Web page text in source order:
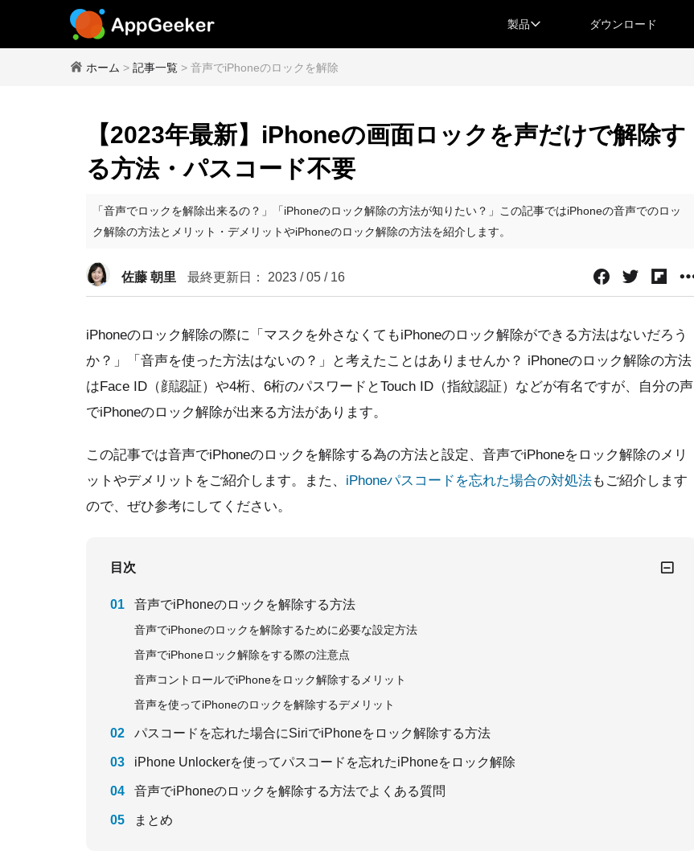
製品 ダウンロード
ホーム > 記事一覧 > 音声でiPhoneのロックを解除
【2023年最新】iPhoneの画面ロックを声だけで解除す
る方法・パスコード不要
「音声でロックを解除出来るの？」「iPhoneのロック解除の方法が知りたい？」この記事ではiPhoneの音声でのロッ
ク解除の方法とメリット・デメリットやiPhoneのロック解除の方法を紹介します。
佐藤 朝里 最終更新日： 2023 / 05 / 16
iPhoneのロック解除の際に「マスクを外さなくてもiPhoneのロック解除ができる方法はないだろう
か？」「音声を使った方法はないの？」と考えたことはありませんか？ iPhoneのロック解除の方法
はFace ID（顔認証）や4桁、6桁のパスワードとTouch ID（指紋認証）などが有名ですが、自分の声
でiPhoneのロック解除が出来る方法があります。
この記事では音声でiPhoneのロックを解除する為の方法と設定、音声でiPhoneをロック解除のメリ
ットやデメリットをご紹介します。また、 iPhoneパスコードを忘れた場合の対処法もご紹介します
ので、ぜひ参考にしてください。
目次
音声でiPhoneのロックを解除する方法
音声でiPhoneのロックを解除するために必要な設定方法
音声でiPhoneロック解除をする際の注意点
音声コントロールでiPhoneをロック解除するメリット
音声を使ってiPhoneのロックを解除するデメリット
パスコードを忘れた場合にSiriでiPhoneをロック解除する方法
iPhone Unlockerを使ってパスコードを忘れたiPhoneをロック解除
音声でiPhoneのロックを解除する方法でよくある質問
まとめ